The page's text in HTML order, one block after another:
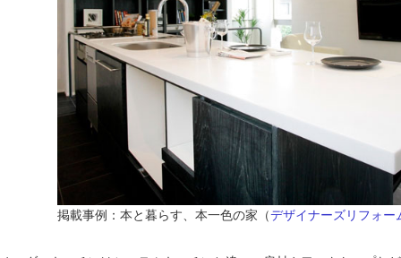
掲載事例：本と暮らす、本一色の家（デザイナーズリフォー